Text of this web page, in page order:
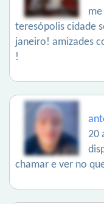
teresópolis cidade
janeiro! amizades
!
20
chamar e ver no